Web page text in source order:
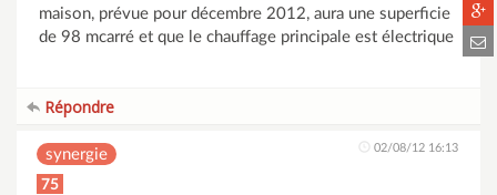
maison, prévue pour décembre 2012, aura une superficie
de 98 mcarré et que le chauffage principale est électrique
Répondre
synergie 02/08/12 16:13
75